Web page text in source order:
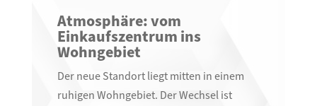
Atmosphäre: vom
Einkaufszentrum ins
Wohngebiet
Der neue Standort liegt mitten in einem
ruhigen Wohngebiet. Der Wechsel ist